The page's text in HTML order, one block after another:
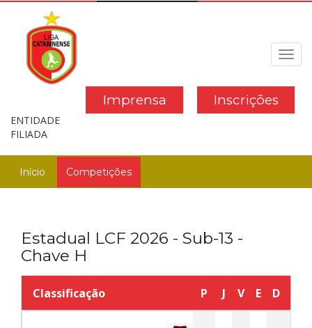
Inscrições
Imprensa
ENTIDADE
FILIADA
Início Competições
Estadual LCF 2026 - Sub-13 -
Chave H
Classificação P J V E D